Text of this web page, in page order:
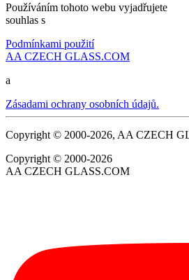
Používáním tohoto webu vyjadřujete
souhlas s
Podmínkami použití
AA CZECH GLASS.COM
a
Zásadami ochrany osobních údajů.
Copyright © 2000-2026, AA CZECH
Copyright © 2000-2026
AA CZECH GLASS.COM